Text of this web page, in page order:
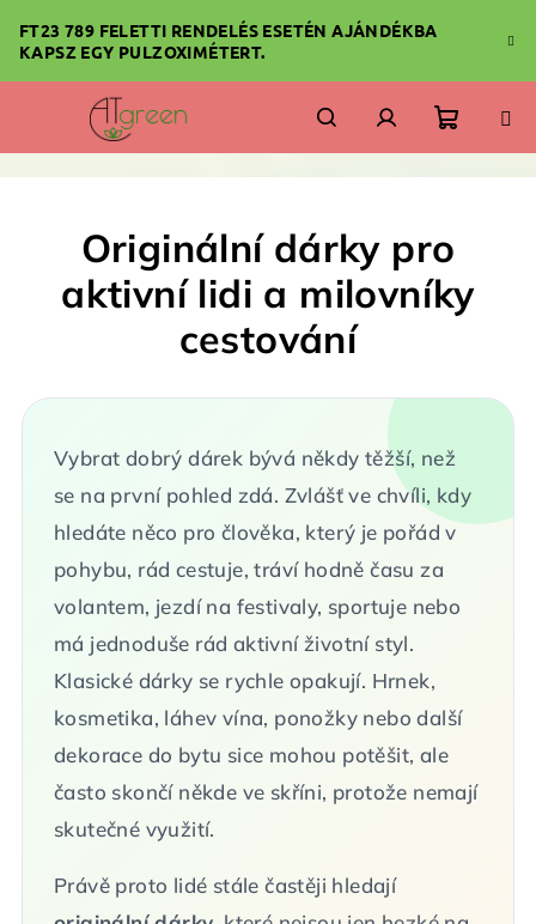
tartalomhoz
FT23 789 FELETTI RENDELÉS ESETÉN AJÁNDÉKBA
KAPSZ EGY PULZOXIMÉTERT.
KeresésBejelentkezés
Kosár
Originální dárky pro
aktivní lidi a milovníky
cestování
Vybrat dobrý dárek bývá někdy těžší, než
se na první pohled zdá. Zvlášť ve chvíli, kdy
hledáte něco pro člověka, který je pořád v
pohybu, rád cestuje, tráví hodně času za
volantem, jezdí na festivaly, sportuje nebo
má jednoduše rád aktivní životní styl.
Klasické dárky se rychle opakují. Hrnek,
kosmetika, láhev vína, ponožky nebo další
dekorace do bytu sice mohou potěšit, ale
často skončí někde ve skříni, protože nemají
skutečné využití.
Právě proto lidé stále častěji hledají